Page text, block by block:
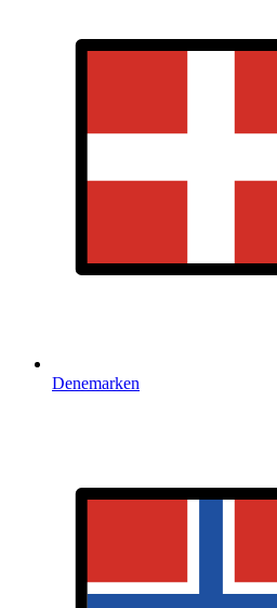
Denemarken